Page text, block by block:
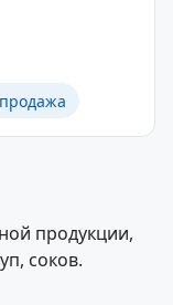
продукции,
соков.